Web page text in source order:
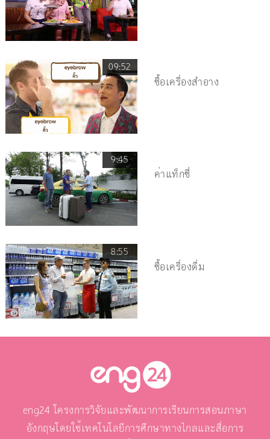
09:52
ซื้อเครื่องสำอาง
9:45
ค่าแท็กซี่
8:55
ซื้อเครื่องดื่ม
eng24 โครงการวิจัยและพัฒนาการเรียนการสอนภาษา
อังกฤษโดยใช้เทคโนโลยีการศึกษาทางไกลและสื่อการ